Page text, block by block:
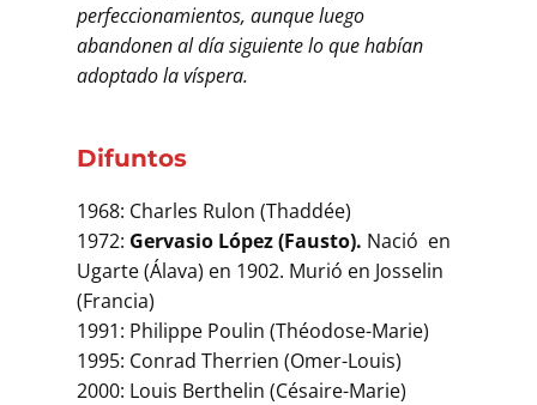
perfeccionamientos, aunque luego
abandonen al día siguiente lo que habían
adoptado la víspera.
Difuntos
1968: Charles Rulon (Thaddée)
1972: Gervasio López (Fausto). Nació en
Ugarte (Álava) en 1902. Murió en Josselin
(Francia)
1991: Philippe Poulin (Théodose-Marie)
1995: Conrad Therrien (Omer-Louis)
2000: Louis Berthelin (Césaire-Marie)